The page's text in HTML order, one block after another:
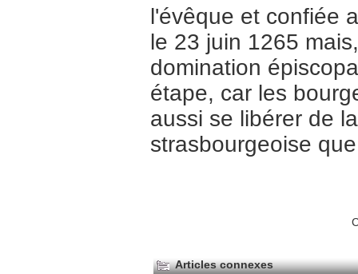
l'évêque et confiée
le 23 juin 1265
domination
étape, car les
aussi se libérer de
strasbourgeoise
Articles connexes